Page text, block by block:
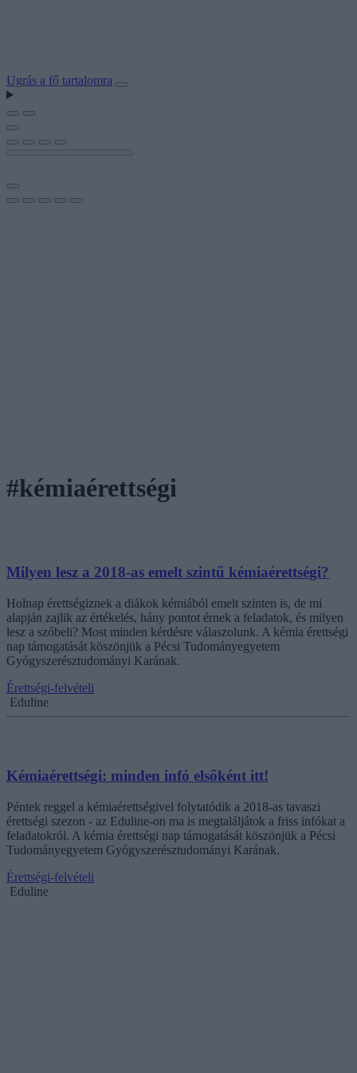
Ugrás a fő tartalomra
#kémiaérettségi
Milyen lesz a 2018-as emelt szintű kémiaérettségi?
Holnap érettségiznek a diákok kémiából emelt szinten is, de mi
alapján zajlik az értékelés, hány pontot érnek a feladatok, és milyen
lesz a szóbeli? Most minden kérdésre válaszolunk. A kémia érettségi
nap támogatását köszönjük a Pécsi Tudományegyetem
Gyógyszerésztudományi Karának.
Érettségi-felvételi
Eduline
Kémiaérettségi: minden infó elsőként itt!
Péntek reggel a kémiaérettségivel folytatódik a 2018-as tavaszi
érettségi szezon - az Eduline-on ma is megtaláljátok a friss infókat a
feladatokról. A kémia érettségi nap támogatását köszönjük a Pécsi
Tudományegyetem Gyógyszerésztudományi Karának.
Érettségi-felvételi
Eduline